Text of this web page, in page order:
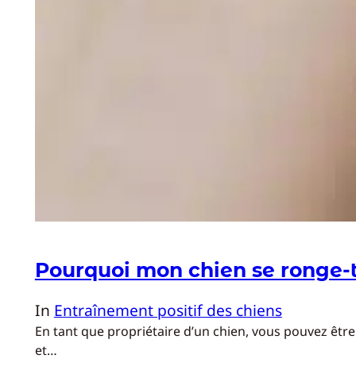
Pourquoi mon chien se
In Entraînement positif des chiens
En tant que propriétaire d’un chien, vous pouvez
et…